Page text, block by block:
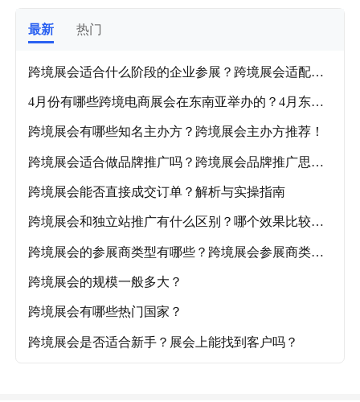
最新
热门
跨境展会适合什么阶段的企业参展？跨境展会适配企
4月份有哪些跨境电商展会在东南亚举办的？4月东南
跨境展会有哪些知名主办方？跨境展会主办方推荐！
跨境展会适合做品牌推广吗？跨境展会品牌推广思路
跨境展会能否直接成交订单？解析与实操指南
跨境展会和独立站推广有什么区别？哪个效果比较
跨境展会的参展商类型有哪些？跨境展会参展商类型
跨境展会的规模一般多大？
跨境展会有哪些热门国家？
跨境展会是否适合新手？展会上能找到客户吗？